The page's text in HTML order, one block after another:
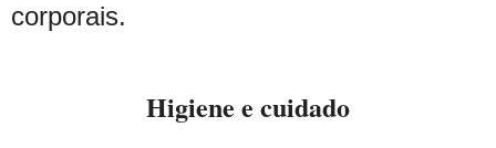
corporais.
Higiene e cuidado